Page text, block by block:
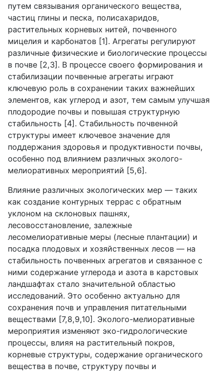
путем связывания органического вещества,
частиц глины и песка, полисахаридов,
растительных корневых нитей, почвенного
мицелия и карбонатов [1]. Агрегаты регулируют
различные физические и биологические процессы
в почве [2,3]. В процессе своего формирования и
стабилизации почвенные агрегаты играют
ключевую роль в сохранении таких важнейших
элементов, как углерод и азот, тем самым улучшая
плодородие почвы и повышая структурную
стабильность [4]. Стабильность почвенной
структуры имеет ключевое значение для
поддержания здоровья и продуктивности почвы,
особенно под влиянием различных эколого-
мелиоративных мероприятий [5,6].
Влияние различных экологических мер — таких
как создание контурных террас с обратным
уклоном на склоновых пашнях,
лесовосстановление, залежные
лесомелиоративные меры (лесные плантации) и
посадка плодовых и хозяйственных лесов — на
стабильность почвенных агрегатов и связанное с
ними содержание углерода и азота в карстовых
ландшафтах стало значительной областью
исследований. Это особенно актуально для
сохранения почв и управления питательными
веществами [7,8,9,10]. Эколого-мелиоративные
мероприятия изменяют эко-гидрологические
процессы, влияя на растительный покров,
корневые структуры, содержание органического
вещества в почве, структуру почвы и